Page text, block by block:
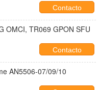
Contacto
OMCI, TR069 GPON SFU
Contacto
AN5506-07/09/10